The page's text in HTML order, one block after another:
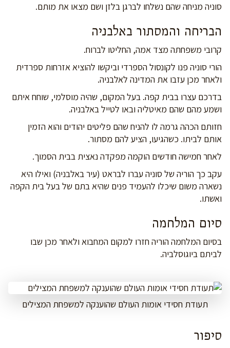
סוניה מניחה שהם נשלחו לברגן בלזן ושם מצאו את מותם.
הבריחה והמסתור באלבניה
קרובי משפחתה מצד אמה, החליטו לברוח.
הורי סוניה פנו לקונסול הספרדי וביקשו להוציא אזרחות ספרדית
ולאחר מכן עזבו את המדינה לאלבניה.
בדרכם עצרו בבית קפה. בעל המקום, שהיה מוסלמי, שוחח איתם
ושמע מהם שהם מאיטליה ובאו לטייל באלבניה.
חזותם הכהה גרמה לו להניח שהם פליטים יהודים והוא הזמין
אותם לביתו. כשהגיעו, הציע להם מסתור.
לאחר חמישה חודשים הוקמה מפקדה נאצית בבית הסמוך.
עקב כך הוריה של סוניה עברו לבראט (עיר באלבניה) ואילו היא
נשארה משום שיכלו להעמיד פנים שהיא בתם של בעל בית הקפה
ואשתו.
סיום המלחמה
בסיום המלחמה הוריה חזרו למקום המחבוא ולאחר מכן שבו
לביתם ביוגוסלביה.
תעודת חסידי אומות העולם שהוענקה למשפחת המצילים
סיפור